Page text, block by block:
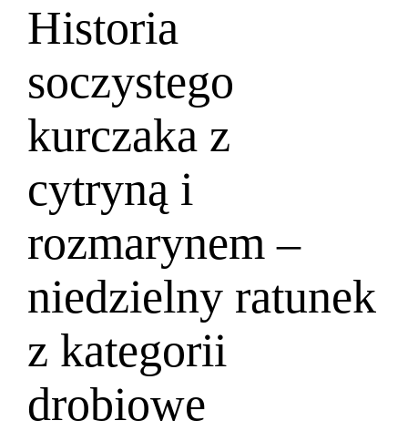
Historia
soczystego
kurczaka z
cytryną i
rozmarynem –
niedzielny ratunek
z kategorii
drobiowe